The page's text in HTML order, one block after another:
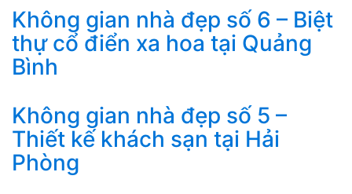
Không gian nhà đẹp số 6 – Biệt
thự cổ điển xa hoa tại Quảng
Bình
Không gian nhà đẹp số 5 –
Thiết kế khách sạn tại Hải
Phòng